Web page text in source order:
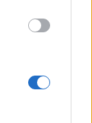
κοντά στο